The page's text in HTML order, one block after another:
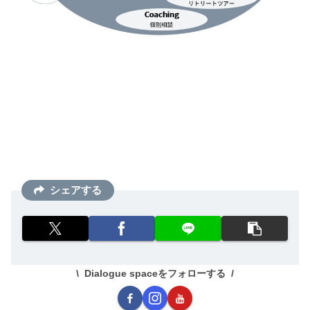
シェアする
Dialogue spaceをフォローする